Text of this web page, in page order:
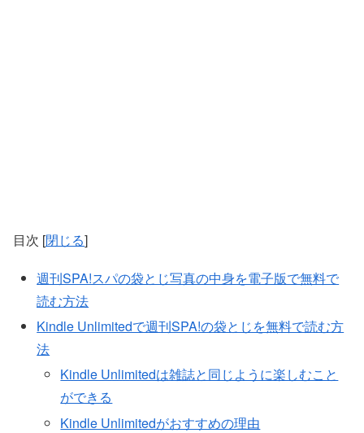
目次 [閉じる]
週刊SPA!スパの袋とじ写真の中身を電子版で無料で
読む方法
Kindle Unlimitedで週刊SPA!の袋とじを無料で読む方
法
Kindle Unlimitedは雑誌と同じように楽しむこと
ができる
Kindle Unlimitedがおすすめの理由